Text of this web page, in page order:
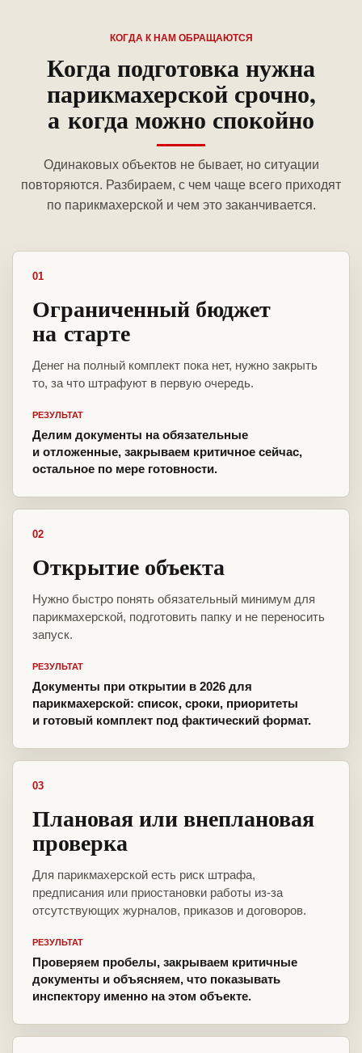
КОГДА К НАМ ОБРАЩАЮТСЯ
Когда подготовка нужна
парикмахерской срочно,
а когда можно спокойно
Одинаковых объектов не бывает, но ситуации
повторяются. Разбираем, с чем чаще всего приходят
по парикмахерской и чем это заканчивается.
01
Ограниченный бюджет
на старте
Денег на полный комплект пока нет, нужно закрыть
то, за что штрафуют в первую очередь.
РЕЗУЛЬТАТ
Делим документы на обязательные
и отложенные, закрываем критичное сейчас,
остальное по мере готовности.
02
Открытие объекта
Нужно быстро понять обязательный минимум для
парикмахерской, подготовить папку и не переносить
запуск.
РЕЗУЛЬТАТ
Документы при открытии в 2026 для
парикмахерской: список, сроки, приоритеты
и готовый комплект под фактический формат.
03
Плановая или внеплановая
проверка
Для парикмахерской есть риск штрафа,
предписания или приостановки работы из-за
отсутствующих журналов, приказов и договоров.
РЕЗУЛЬТАТ
Проверяем пробелы, закрываем критичные
документы и объясняем, что показывать
инспектору именно на этом объекте.